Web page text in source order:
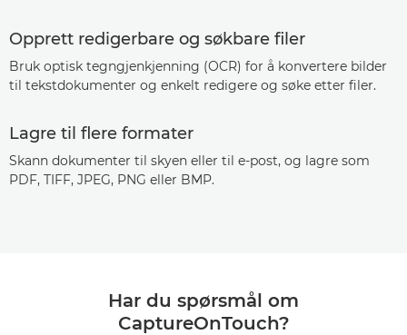
Opprett redigerbare og søkbare filer
Bruk optisk tegngjenkjenning (OCR) for å konvertere bilder
til tekstdokumenter og enkelt redigere og søke etter filer.
Lagre til flere formater
Skann dokumenter til skyen eller til e-post, og lagre som
PDF, TIFF, JPEG, PNG eller BMP.
Har du spørsmål om
CaptureOnTouch?